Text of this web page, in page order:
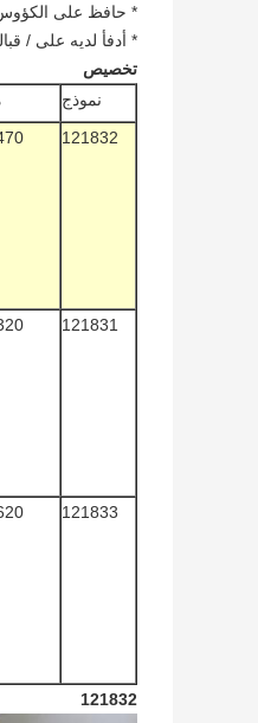
* حافظ على
* أدفأ لديه على /
تخصيص
نموذج
121832
× 150 × 730
121831
× 150 × 730
121833
× 150 × 730
121832